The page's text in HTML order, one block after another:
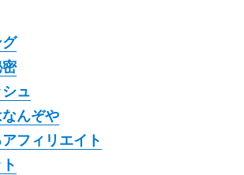
グ
ュ
んぞや
フィリエイト